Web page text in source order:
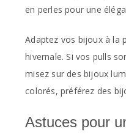
en perles pour une
Adaptez vos bijoux à la
hivernale. Si vos pulls
misez sur des bijoux
colorés, préférez des
Astuces pour